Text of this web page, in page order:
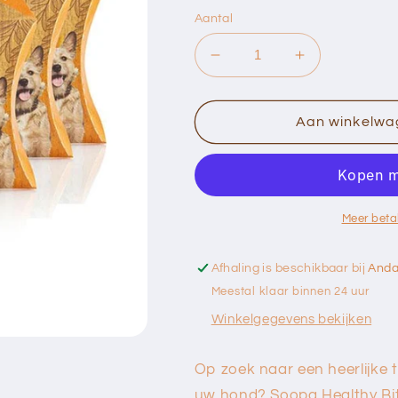
Aantal
Aantal
verlagen
voor
Healthy
Bites:
&amp;
Aantal
verhogen
voor
Soopa
Healthy
Wortel
&amp;
Pompoen
Aan
Meer
Afhaling is beschikbaar bij
Meestal klaar binnen 24 uur
Winkelgegevens bekijken
Op zoek naar een heerlijke